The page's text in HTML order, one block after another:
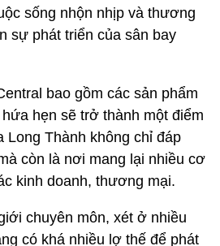
sống nhộn nhịp và thương
sự phát triển của sân bay
bao gồm các sản phẩm
hẹn sẽ trở thành một điểm
Long Thành không chỉ đáp
còn là nơi mang lại nhiều cơ
kinh doanh, thương mại.
chuyên môn, xét ở nhiều
có khá nhiều lợ thế để phát